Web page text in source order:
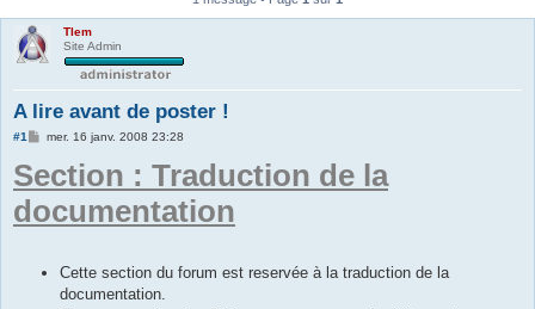
Tlem
Site Admin
A lire avant de poster !
#1
M
s
a
g
e
mer. 16 janv. 2008 23:28
Section : Traduction de la
documentation
Cette section du forum est reservée à la traduction de la
documentation.